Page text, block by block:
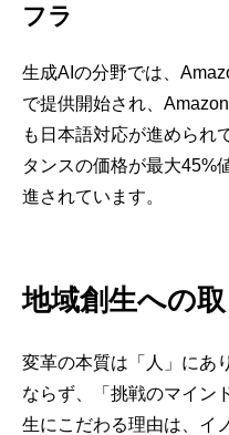
フラ
生成AIの分野では、
で提供開始され、
も日本語対応が進められ
タンスの価格が最大45%
進されています。
地域創生への
変革の本質は「人」にあ
ならず、「挑戦のマイン
生にこだわる理由は、イ